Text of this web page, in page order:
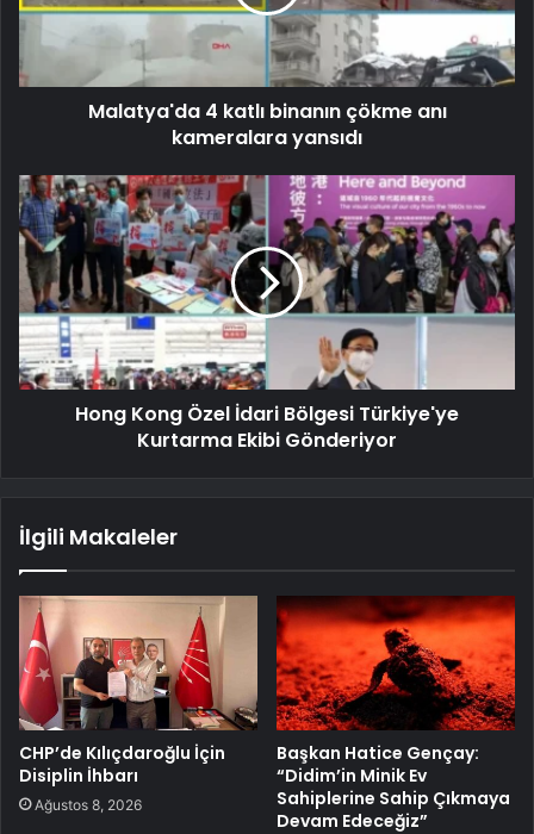
Malatya'da 4 katlı binanın çökme anı
kameralara yansıdı
Hong Kong Özel İdari Bölgesi Türkiye'ye
Kurtarma Ekibi Gönderiyor
İlgili Makaleler
CHP’de Kılıçdaroğlu İçin
Disiplin İhbarı
Ağustos 8, 2026
Başkan Hatice Gençay:
“Didim’in Minik Ev
Sahiplerine Sahip Çıkmaya
Devam Edeceğiz”